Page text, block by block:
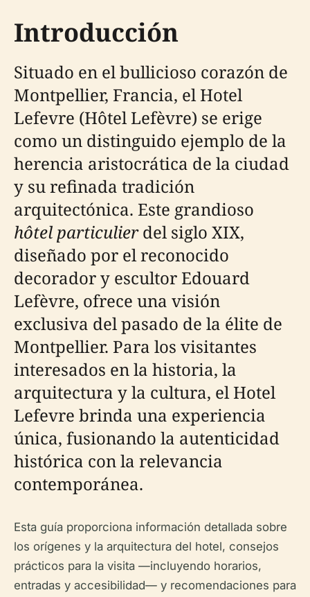
Introducción
Situado en el bullicioso corazón de
Montpellier, Francia, el Hotel
Lefevre (Hôtel Lefèvre) se erige
como un distinguido ejemplo de la
herencia aristocrática de la ciudad
y su refinada tradición
arquitectónica. Este grandioso
hôtel particulierdel siglo XIX,
diseñado por el reconocido
decorador y escultor Edouard
Lefèvre, ofrece una visión
exclusiva del pasado de la élite de
Montpellier. Para los visitantes
interesados en la historia, la
arquitectura y la cultura, el Hotel
Lefevre brinda una experiencia
única, fusionando la autenticidad
histórica con la relevancia
contemporánea.
Esta guía proporciona información detallada sobre
los orígenes y la arquitectura del hotel, consejos
prácticos para la visita —incluyendo horarios,
entradas y accesibilidad— y recomendaciones para